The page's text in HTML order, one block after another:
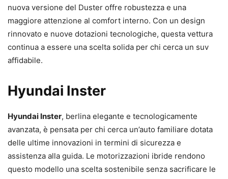
nuova versione del Duster offre robustezza e una
maggiore attenzione al comfort interno. Con un design
rinnovato e nuove dotazioni tecnologiche, questa vettura
continua a essere una scelta solida per chi cerca un suv
affidabile.
Hyundai Inster
Hyundai Inster, berlina elegante e tecnologicamente
avanzata, è pensata per chi cerca un’auto familiare dotata
delle ultime innovazioni in termini di sicurezza e
assistenza alla guida. Le motorizzazioni ibride rendono
questo modello una scelta sostenibile senza sacrificare le